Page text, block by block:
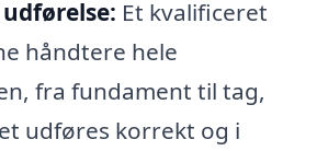
Et kvalificeret
håndtere hele
fra fundament til tag,
udføres korrekt og i